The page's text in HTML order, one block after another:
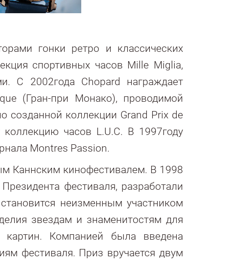
гонки ретро и классических
спортивных часов Mille Miglia,
С 2002года Chopard награждает
(Гран-при Монако), проводимой
созданной коллекции Grand Prix de
часов L.U.C. В 1997году
Montres Passion.
Каннским кинофестивалем. В 1998
фестиваля, разработали
неизменным участником
звездам и знаменитостям для
Компанией была введена
фестиваля. Приз вручается двум